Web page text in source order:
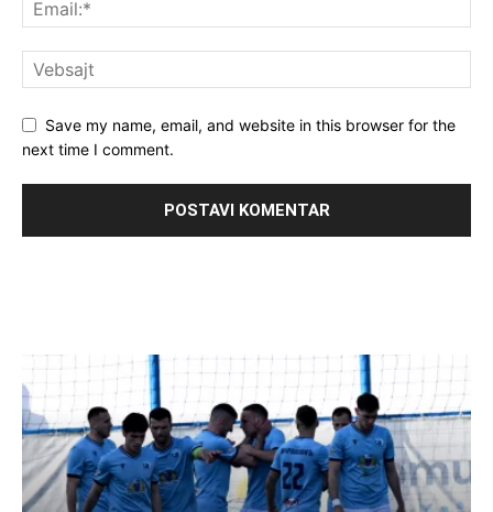
Save my name, email, and website in this browser for the
next time I comment.